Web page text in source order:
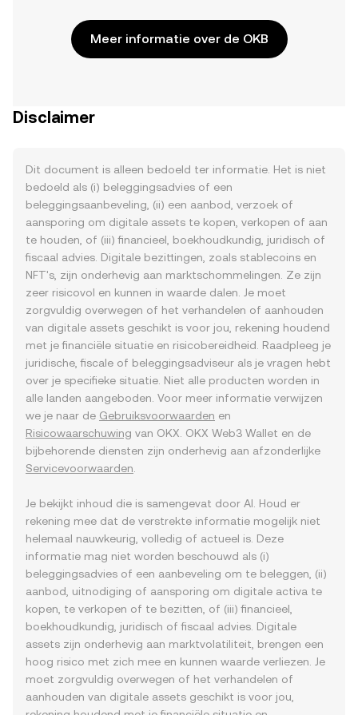
Meer informatie over de OKB
Disclaimer
Dit document is alleen bedoeld ter informatie. Het is niet
bedoeld als (i) beleggingsadvies of een
beleggingsaanbeveling, (ii) een aanbod, verzoek of
aansporing om digitale assets te kopen, verkopen of aan
te houden, of (iii) financieel, boekhoudkundig, juridisch of
fiscaal advies. Digitale bezittingen, zoals stablecoins en
NFT's, zijn onderhevig aan marktschommelingen. Ze zijn
zeer risicovol en kunnen in waarde dalen. Je moet
zorgvuldig overwegen of het verhandelen of aanhouden
van digitale assets geschikt is voor jou, rekening houdend
met je financiële situatie en risicobereidheid. Raadpleeg je
juridische, fiscale of beleggingsadviseur als je vragen hebt
over je specifieke situatie. Niet alle producten worden in
alle landen aangeboden. Voor meer informatie verwijzen
we je naar de Gebruiksvoorwaarden en
Risicowaarschuwing van OKX. OKX Web3 Wallet en de
bijbehorende diensten zijn onderhevig aan afzonderlijke
Servicevoorwaarden
Je bekijkt inhoud die is samengevat door AI. Houd er
rekening mee dat de verstrekte informatie mogelijk niet
helemaal nauwkeurig, volledig of actueel is. Deze
informatie mag niet worden beschouwd als (i)
beleggingsadvies of een aanbeveling om te beleggen, (ii)
aanbod, uitnodiging of aansporing om digitale activa te
kopen, te verkopen of te bezitten, of (iii) financieel,
boekhoudkundig, juridisch of fiscaal advies. Digitale
assets zijn onderhevig aan marktvolatiliteit, brengen een
hoog risico met zich mee en kunnen waarde verliezen. Je
moet zorgvuldig overwegen of het verhandelen of
aanhouden van digitale assets geschikt is voor jou,